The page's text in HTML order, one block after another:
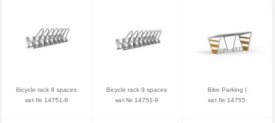
Bicycle rack 8 spaces
кат.№ 14751-8
Bicycle rack 9 spaces
кат.№ 14751-9
Bike Parking I
кат.№ 14755